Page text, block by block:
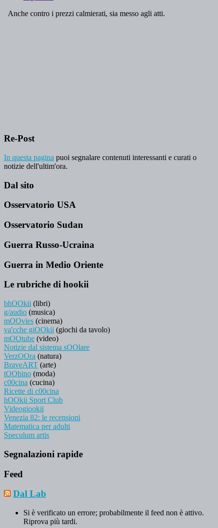
Re-Post
In questa pagina puoi segnalare contenuti interessanti e curati o
notizie dell'ultim'ora.
Dal sito
Osservatorio USA
Osservatorio Sudan
Guerra Russo-Ucraina
Guerra in Medio Oriente
Le rubriche di hookii
bhOOkii (libri)
g/audio (musica)
mOOvies (cinema)
va'cche giOOkii (giochi da tavolo)
mOOtube (video)
Notizie dal sistema sOOlare
VerzOOra (natura)
BraveART (arte)
tOObino (moda)
c00cina (cucina)
Ricette di c00cina
hOOkii Sport Club
Videogiookii
Venezia 82: le recensioni
Matematica per adulti
Speculum artis
Segnalazioni rapide
Feed
Dal Lab
Si è verificato un errore; probabilmente il feed non è attivo.
Riprova più tardi.